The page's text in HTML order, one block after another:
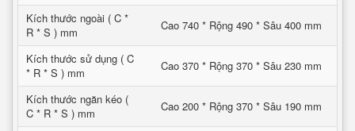
Kích thước ngoài ( C *
R * S ) mm
Cao 740 * Rộng 490 * Sâu 400 mm
Kích thước sử dụng ( C
* R * S ) mm
Cao 370 * Rộng 370 * Sâu 230 mm
Kích thước ngăn kéo (
C * R * S ) mm
Cao 200 * Rộng 370 * Sâu 190 mm